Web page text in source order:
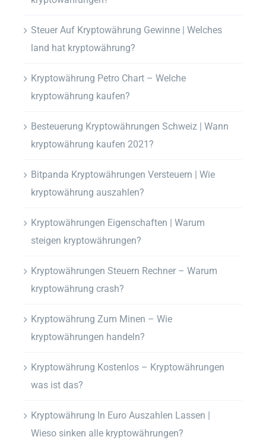
Steuer Auf Kryptowährung Gewinne | Welches
land hat kryptowährung?
Kryptowährung Petro Chart – Welche
kryptowährung kaufen?
Besteuerung Kryptowährungen Schweiz | Wann
kryptowährung kaufen 2021?
Bitpanda Kryptowährungen Versteuern | Wie
kryptowährung auszahlen?
Kryptowährungen Eigenschaften | Warum
steigen kryptowährungen?
Kryptowährungen Steuern Rechner – Warum
kryptowährung crash?
Kryptowährung Zum Minen – Wie
kryptowährungen handeln?
Kryptowährung Kostenlos – Kryptowährungen
was ist das?
Kryptowährung In Euro Auszahlen Lassen |
Wieso sinken alle kryptowährungen?